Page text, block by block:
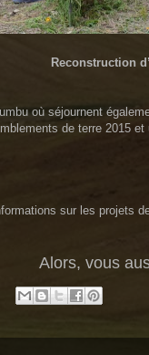
Reconstruction
où séjournent
de terre 2015
sur les projets
Alors, vous